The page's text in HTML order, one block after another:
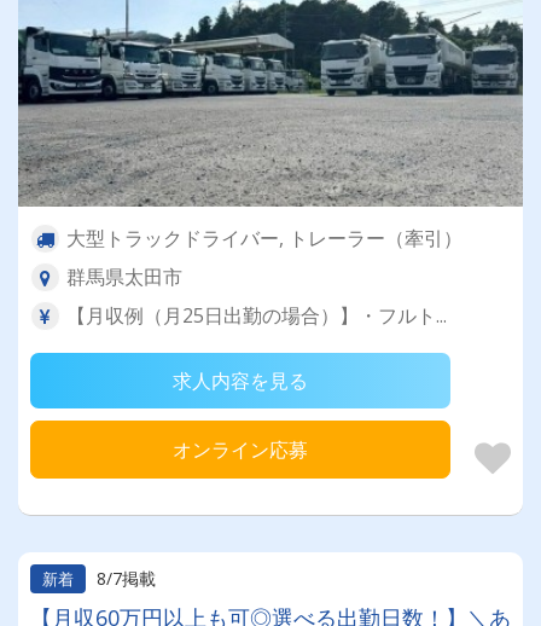
大型トラックドライバー, トレーラー（牽引）
群馬県太田市
【月収例（月25日出勤の場合）】・フルト...
求人内容を見る
オンライン応募
新着 8/7掲載
【月収60万円以上も可◎選べる出勤日数！】＼あ